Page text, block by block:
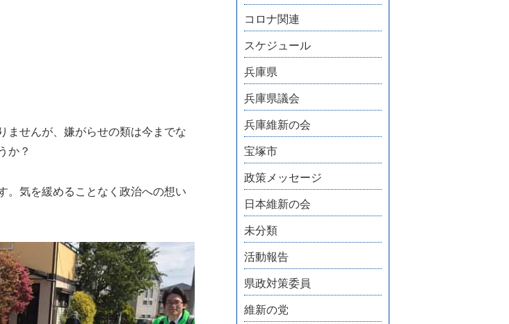
ませんが、嫌がらせの類は今までな
か？
。気を緩めることなく政治への想い
コロナ関連
スケジュール
兵庫県
兵庫県議会
兵庫維新の会
宝塚市
政策メッセージ
日本維新の会
未分類
活動報告
県政対策委員
維新の党